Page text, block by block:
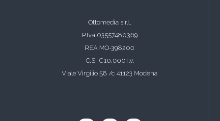
Ottomedia s.r.l.
P.Iva 03557480369
REA MO-398200
C.S. €10.000 i.v.
Viale Virgilio 58 /c 41123 Modena